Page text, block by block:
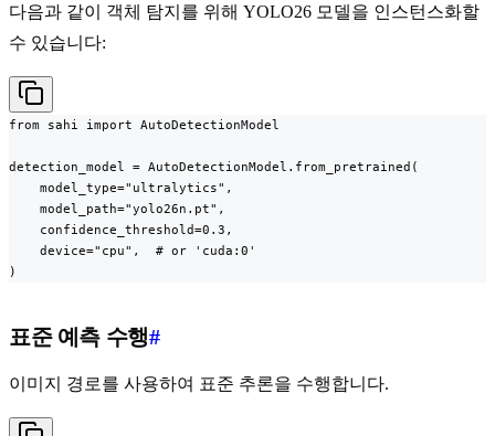
다음과 같이 객체 탐지를 위해 YOLO26 모델을 인스턴스화할
수 있습니다:
from sahi import AutoDetectionModel
detection_model = AutoDetectionModel.from_pretrained(
    model_type="ultralytics",
    model_path="yolo26n.pt",
    confidence_threshold=0.3,
    device="cpu",  # or 'cuda:0'
)
표준 예측 수행#
이미지 경로를 사용하여 표준 추론을 수행합니다.